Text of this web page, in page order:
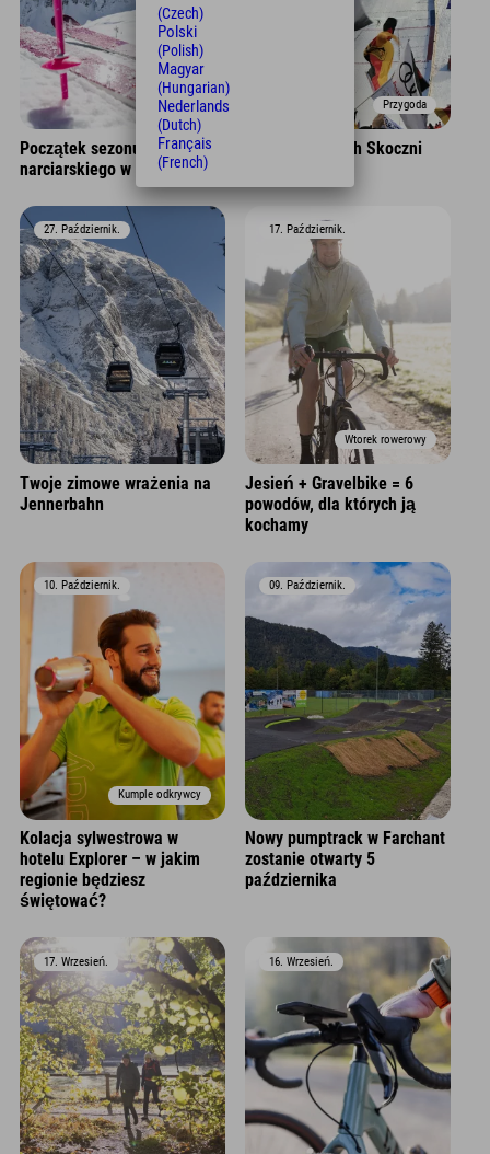
Przygoda
Początek sezonu
narciarskiego w Montafon
Przygoda
Turniej Czterech Skoczni
27. Październik.
Twoje zimowe wrażenia na
Jennerbahn
Wtorek rowerowy
17. Październik.
Jesień + Gravelbike = 6
powodów, dla których ją
kochamy
Kumple odkrywcy
10. Październik.
Kolacja sylwestrowa w
hotelu Explorer – w jakim
regionie będziesz
świętować?
09. Październik.
Nowy pumptrack w Farchant
zostanie otwarty 5
października
17. Wrzesień. 16. Wrzesień.
(Czech)
Polski
(Polish)
Magyar
(Hungarian)
Nederlands
(Dutch)
Français
(French)